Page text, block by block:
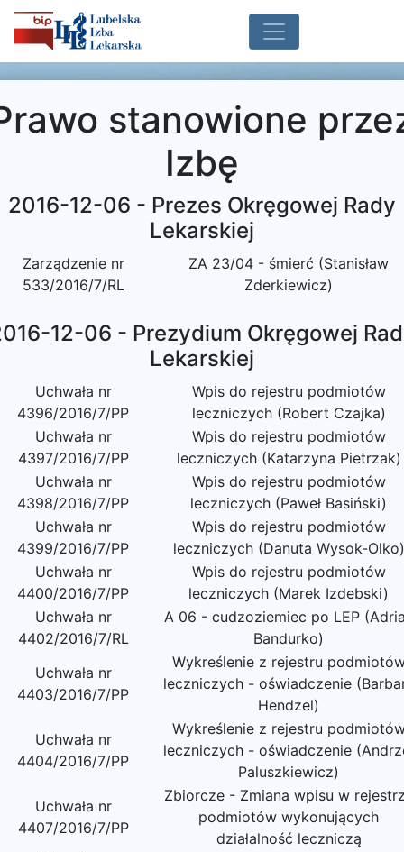
stanowione
Izbę
2016-12-06 - Prezes Okręgowej Rady
Lekarskiej
Zarządzenie nr
533/2016/7/RL
ZA 23/04 - śmierć (Stanisław
Zderkiewicz)
12-06 - Prezydium Okręgowej
Lekarskiej
Uchwała nr
4396/2016/7/PP
Wpis do rejestru podmiotów
leczniczych (Robert Czajka)
Uchwała nr
4397/2016/7/PP
Wpis do rejestru podmiotów
leczniczych (Katarzyna Pietrzak)
Uchwała nr
4398/2016/7/PP
Wpis do rejestru podmiotów
leczniczych (Paweł Basiński)
Uchwała nr
4399/2016/7/PP
Wpis do rejestru podmiotów
leczniczych (Danuta Wysok-Olko)
Uchwała nr
4400/2016/7/PP
Wpis do rejestru podmiotów
leczniczych (Marek Izdebski)
Uchwała nr
4402/2016/7/RL
A 06 - cudzoziemiec po LEP
Bandurko)
Uchwała nr
4403/2016/7/PP
Wykreślenie z rejestru
leczniczych - oświadczenie
Hendzel)
Uchwała nr
4404/2016/7/PP
Wykreślenie z rejestru
leczniczych - oświadczenie
Paluszkiewicz)
Uchwała nr
4407/2016/7/PP
Zbiorcze - Zmiana wpisu w
podmiotów wykonujących
działalność leczniczą